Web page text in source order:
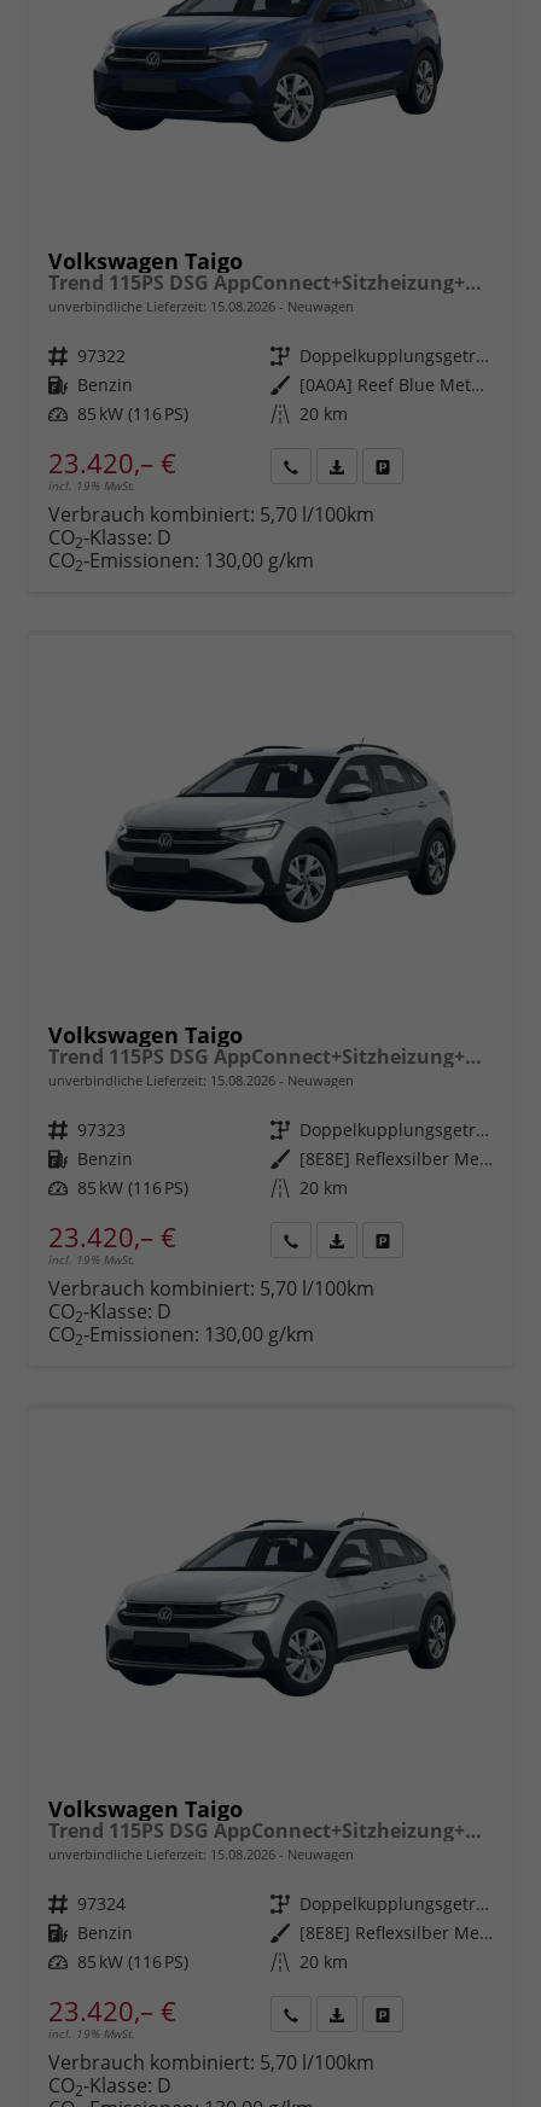
Volkswagen Taigo
Trend 115PS DSG AppConnect+Sitzheizung+PDC+Alu16+LED+DAB+FrontAssist
unverbindliche Lieferzeit: 15.08.2026 Neuwagen
Fahrzeugnr. 97322 Getriebe
Doppelkupplungsgetriebe (DSG)
Kraftstoff Benzin Außenfarbe
[0A0A] Reef Blue Metallic
Leistung 85 kW (116 PS) Kilometerstand 20 km
23.420,– €
incl. 19% MwSt.
anfordern
Datei,
Verbrauch kombiniert: 5,70 l/100km
CO2-Klasse: D
CO2-Emissionen: 130,00 g/km
Volkswagen Taigo
Trend 115PS DSG AppConnect+Sitzheizung+PDC+Alu16+LED+DAB+FrontAssist
unverbindliche Lieferzeit: 15.08.2026 Neuwagen
Fahrzeugnr. 97323 Getriebe
Doppelkupplungsgetriebe (DSG)
Kraftstoff Benzin Außenfarbe
[8E8E] Reflexsilber Metallic
Leistung 85 kW (116 PS) Kilometerstand 20 km
23.420,– €
incl. 19% MwSt.
anfordern
Datei,
Verbrauch kombiniert: 5,70 l/100km
CO2-Klasse: D
CO2-Emissionen: 130,00 g/km
Volkswagen Taigo
Trend 115PS DSG AppConnect+Sitzheizung+PDC+Alu16+LED+DAB+FrontAssist
unverbindliche Lieferzeit: 15.08.2026 Neuwagen
Fahrzeugnr. 97324 Getriebe
Doppelkupplungsgetriebe (DSG)
Kraftstoff Benzin Außenfarbe
[8E8E] Reflexsilber Metallic
Leistung 85 kW (116 PS) Kilometerstand 20 km
23.420,– €
incl. 19% MwSt.
anfordern
Datei,
Verbrauch kombiniert: 5,70 l/100km
CO2-Klasse: D